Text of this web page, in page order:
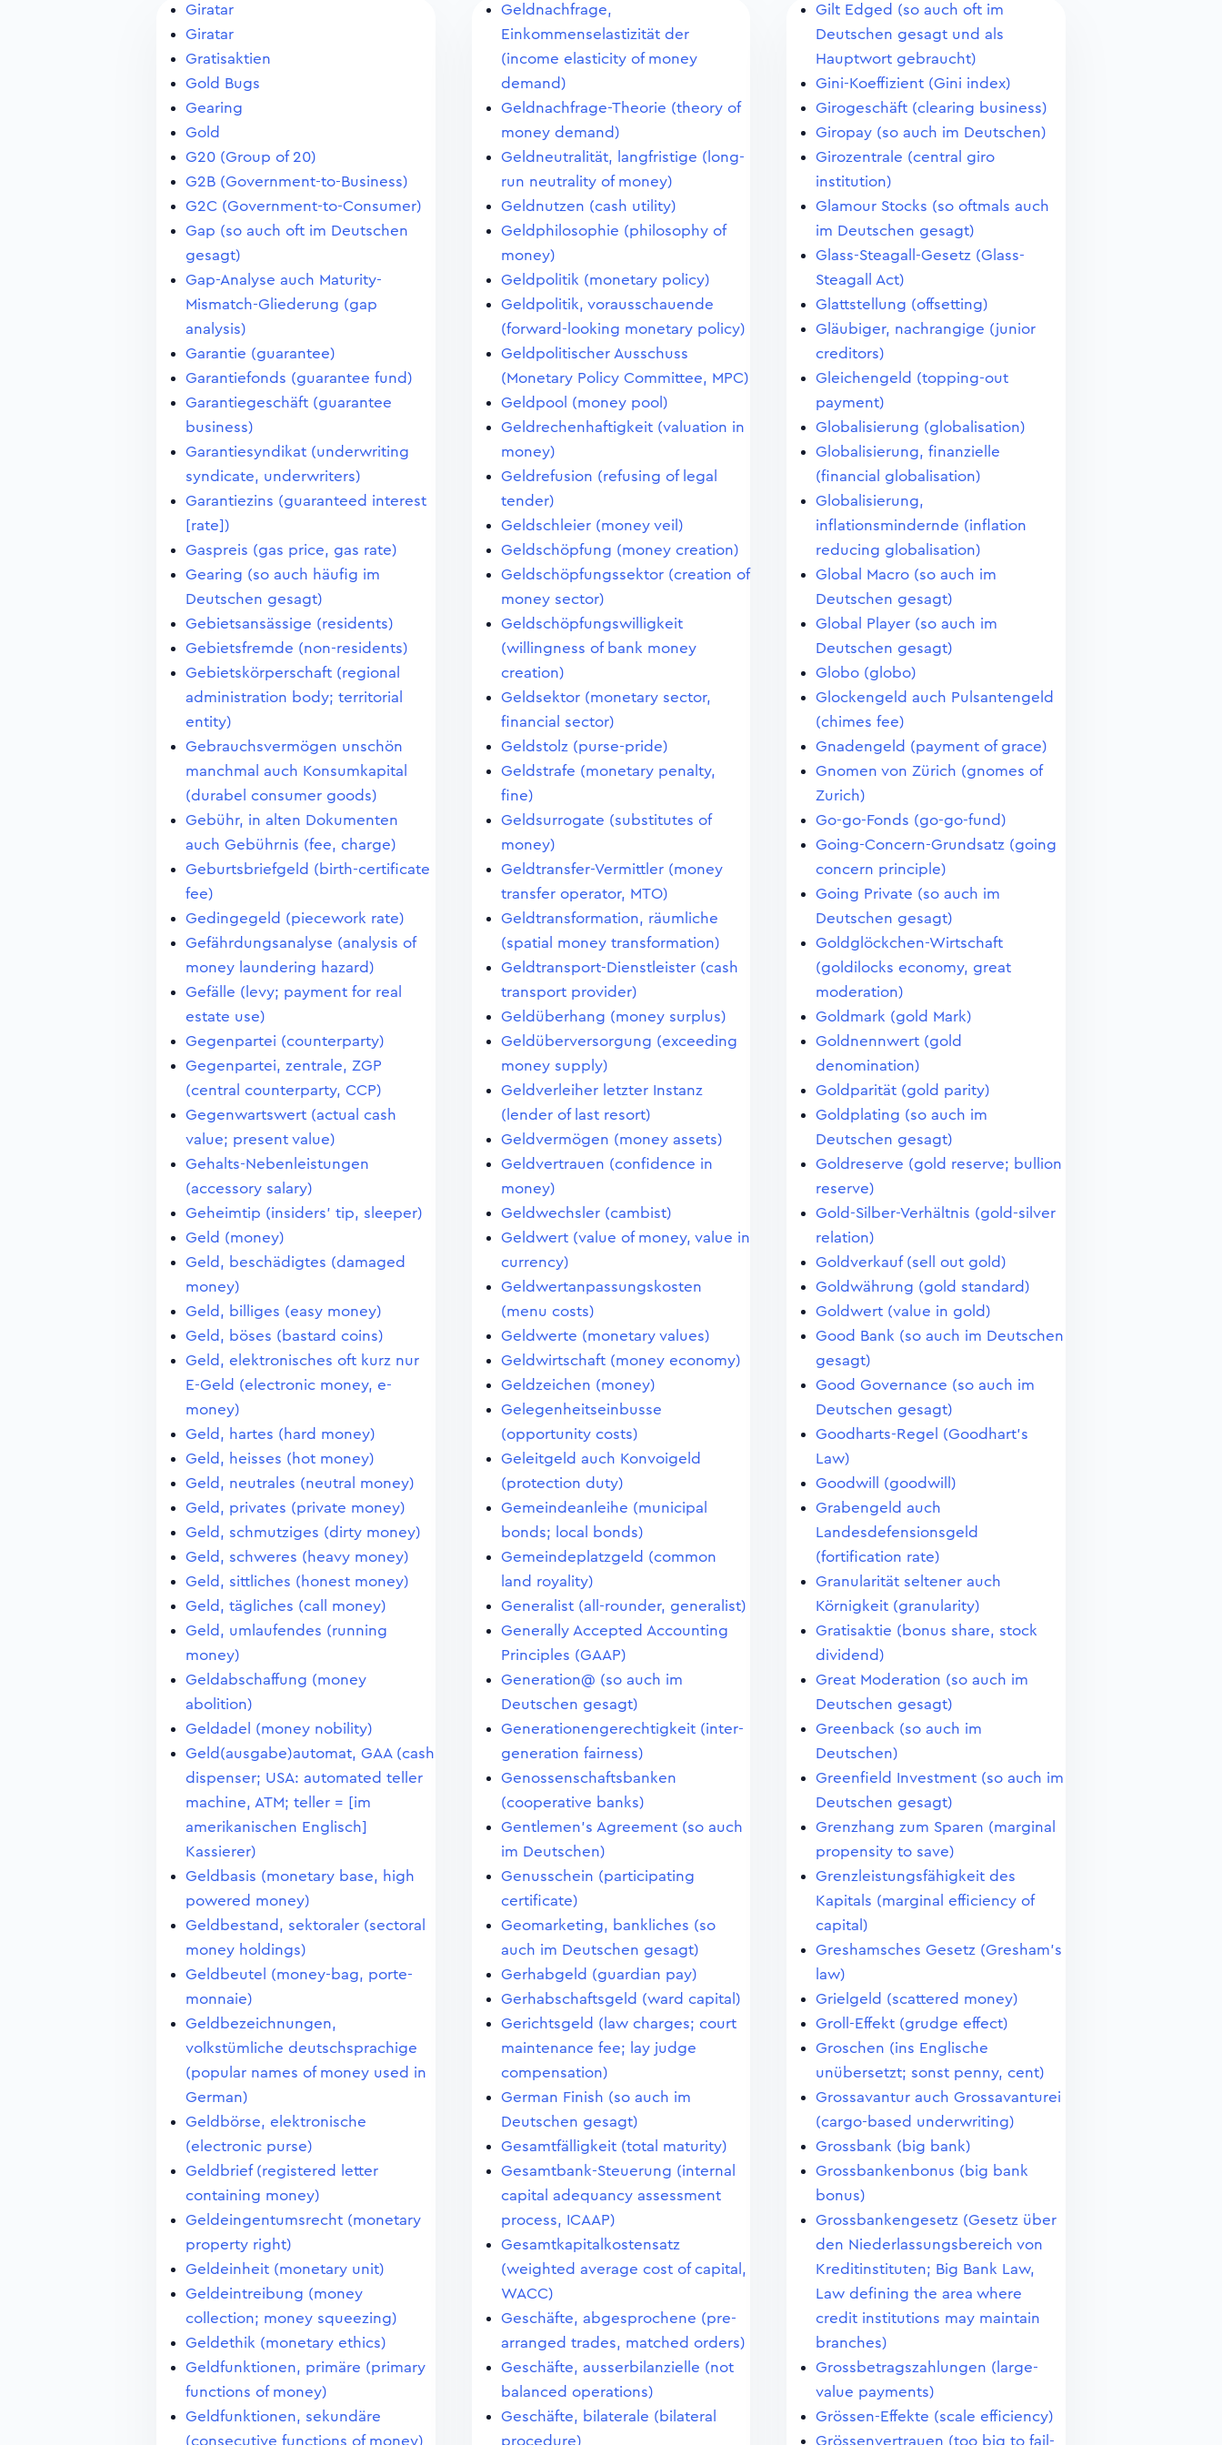
Giratar
Giratar
Gratisaktien
Gold Bugs
Gearing
Gold
G20 (Group of 20)
G2B (Government-to-Business)
G2C (Government-to-Consumer)
Gap (so auch oft im Deutschen
gesagt)
Gap-Analyse auch Maturity-
Mismatch-Gliederung (gap
analysis)
Garantie (guarantee)
Garantiefonds (guarantee fund)
Garantiegeschäft (guarantee
business)
Garantiesyndikat (underwriting
syndicate, underwriters)
Garantiezins (guaranteed interest
[rate])
Gaspreis (gas price, gas rate)
Gearing (so auch häufig im
Deutschen gesagt)
Gebietsansässige (residents)
Gebietsfremde (non-residents)
Gebietskörperschaft (regional
administration body; territorial
entity)
Gebrauchsvermögen unschön
manchmal auch Konsumkapital
(durabel consumer goods)
Gebühr, in alten Dokumenten
auch Gebührnis (fee, charge)
Geburtsbriefgeld (birth-certificate
fee)
Gedingegeld (piecework rate)
Gefährdungsanalyse (analysis of
money laundering hazard)
Gefälle (levy; payment for real
estate use)
Gegenpartei (counterparty)
Gegenpartei, zentrale, ZGP
(central counterparty, CCP)
Gegenwartswert (actual cash
value; present value)
Gehalts-Nebenleistungen
(accessory salary)
Geheimtip (insiders' tip, sleeper)
Geld (money)
Geld, beschädigtes (damaged
money)
Geld, billiges (easy money)
Geld, böses (bastard coins)
Geld, elektronisches oft kurz nur
E-Geld (electronic money, e-
money)
Geld, hartes (hard money)
Geld, heisses (hot money)
Geld, neutrales (neutral money)
Geld, privates (private money)
Geld, schmutziges (dirty money)
Geld, schweres (heavy money)
Geld, sittliches (honest money)
Geld, tägliches (call money)
Geld, umlaufendes (running
money)
Geldabschaffung (money
abolition)
Geldadel (money nobility)
Geld(ausgabe)automat, GAA (cash
dispenser; USA: automated teller
machine, ATM; teller = [im
amerikanischen Englisch]
Kassierer)
Geldbasis (monetary base, high
powered money)
Geldbestand, sektoraler (sectoral
money holdings)
Geldbeutel (money-bag, porte-
monnaie)
Geldbezeichnungen,
volkstümliche deutschsprachige
(popular names of money used in
German)
Geldbörse, elektronische
(electronic purse)
Geldbrief (registered letter
containing money)
Geldeingentumsrecht (monetary
property right)
Geldeinheit (monetary unit)
Geldeintreibung (money
collection; money squeezing)
Geldethik (monetary ethics)
Geldfunktionen, primäre (primary
functions of money)
Geldfunktionen, sekundäre
(consecutive functions of money)
Geldnachfrage,
Einkommenselastizität der
(income elasticity of money
demand)
Geldnachfrage-Theorie (theory of
money demand)
Geldneutralität, langfristige (long-
run neutrality of money)
Geldnutzen (cash utility)
Geldphilosophie (philosophy of
money)
Geldpolitik (monetary policy)
Geldpolitik, vorausschauende
(forward-looking monetary policy)
Geldpolitischer Ausschuss
(Monetary Policy Committee, MPC)
Geldpool (money pool)
Geldrechenhaftigkeit (valuation in
money)
Geldrefusion (refusing of legal
tender)
Geldschleier (money veil)
Geldschöpfung (money creation)
Geldschöpfungssektor (creation of
money sector)
Geldschöpfungswilligkeit
(willingness of bank money
creation)
Geldsektor (monetary sector,
financial sector)
Geldstolz (purse-pride)
Geldstrafe (monetary penalty,
fine)
Geldsurrogate (substitutes of
money)
Geldtransfer-Vermittler (money
transfer operator, MTO)
Geldtransformation, räumliche
(spatial money transformation)
Geldtransport-Dienstleister (cash
transport provider)
Geldüberhang (money surplus)
Geldüberversorgung (exceeding
money supply)
Geldverleiher letzter Instanz
(lender of last resort)
Geldvermögen (money assets)
Geldvertrauen (confidence in
money)
Geldwechsler (cambist)
Geldwert (value of money, value in
currency)
Geldwertanpassungskosten
(menu costs)
Geldwerte (monetary values)
Geldwirtschaft (money economy)
Geldzeichen (money)
Gelegenheitseinbusse
(opportunity costs)
Geleitgeld auch Konvoigeld
(protection duty)
Gemeindeanleihe (municipal
bonds; local bonds)
Gemeindeplatzgeld (common
land royality)
Generalist (all-rounder, generalist)
Generally Accepted Accounting
Principles (GAAP)
Generation@ (so auch im
Deutschen gesagt)
Generationengerechtigkeit (inter-
generation fairness)
Genossenschaftsbanken
(cooperative banks)
Gentlemen's Agreement (so auch
im Deutschen)
Genusschein (participating
certificate)
Geomarketing, bankliches (so
auch im Deutschen gesagt)
Gerhabgeld (guardian pay)
Gerhabschaftsgeld (ward capital)
Gerichtsgeld (law charges; court
maintenance fee; lay judge
compensation)
German Finish (so auch im
Deutschen gesagt)
Gesamtfälligkeit (total maturity)
Gesamtbank-Steuerung (internal
capital adequancy assessment
process, ICAAP)
Gesamtkapitalkostensatz
(weighted average cost of capital,
WACC)
Geschäfte, abgesprochene (pre-
arranged trades, matched orders)
Geschäfte, ausserbilanzielle (not
balanced operations)
Geschäfte, bilaterale (bilateral
procedure)
Gilt Edged (so auch oft im
Deutschen gesagt und als
Hauptwort gebraucht)
Gini-Koeffizient (Gini index)
Girogeschäft (clearing business)
Giropay (so auch im Deutschen)
Girozentrale (central giro
institution)
Glamour Stocks (so oftmals auch
im Deutschen gesagt)
Glass-Steagall-Gesetz (Glass-
Steagall Act)
Glattstellung (offsetting)
Gläubiger, nachrangige (junior
creditors)
Gleichengeld (topping-out
payment)
Globalisierung (globalisation)
Globalisierung, finanzielle
(financial globalisation)
Globalisierung,
inflationsmindernde (inflation
reducing globalisation)
Global Macro (so auch im
Deutschen gesagt)
Global Player (so auch im
Deutschen gesagt)
Globo (globo)
Glockengeld auch Pulsantengeld
(chimes fee)
Gnadengeld (payment of grace)
Gnomen von Zürich (gnomes of
Zurich)
Go-go-Fonds (go-go-fund)
Going-Concern-Grundsatz (going
concern principle)
Going Private (so auch im
Deutschen gesagt)
Goldglöckchen-Wirtschaft
(goldilocks economy, great
moderation)
Goldmark (gold Mark)
Goldnennwert (gold
denomination)
Goldparität (gold parity)
Goldplating (so auch im
Deutschen gesagt)
Goldreserve (gold reserve; bullion
reserve)
Gold-Silber-Verhältnis (gold-silver
relation)
Goldverkauf (sell out gold)
Goldwährung (gold standard)
Goldwert (value in gold)
Good Bank (so auch im Deutschen
gesagt)
Good Governance (so auch im
Deutschen gesagt)
Goodharts-Regel (Goodhart's
Law)
Goodwill (goodwill)
Grabengeld auch
Landesdefensionsgeld
(fortification rate)
Granularität seltener auch
Körnigkeit (granularity)
Gratisaktie (bonus share, stock
dividend)
Great Moderation (so auch im
Deutschen gesagt)
Greenback (so auch im
Deutschen)
Greenfield Investment (so auch im
Deutschen gesagt)
Grenzhang zum Sparen (marginal
propensity to save)
Grenzleistungsfähigkeit des
Kapitals (marginal efficiency of
capital)
Greshamsches Gesetz (Gresham's
law)
Grielgeld (scattered money)
Groll-Effekt (grudge effect)
Groschen (ins Englische
unübersetzt; sonst penny, cent)
Grossavantur auch Grossavanturei
(cargo-based underwriting)
Grossbank (big bank)
Grossbankenbonus (big bank
bonus)
Grossbankengesetz (Gesetz über
den Niederlassungsbereich von
Kreditinstituten; Big Bank Law,
Law defining the area where
credit institutions may maintain
branches)
Grossbetragszahlungen (large-
value payments)
Grössen-Effekte (scale efficiency)
Grössenvertrauen (too big to fail-